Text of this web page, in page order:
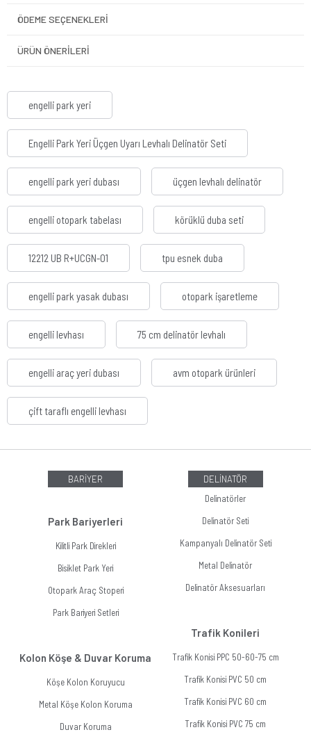
ÖDEME SEÇENEKLERI
ÜRÜN ÖNERILERI
engelli park yeri
Engelli Park Yeri Üçgen Uyarı Levhalı Delinatör Seti
engelli park yeri dubası üçgen levhalı delinatör
engelli otopark tabelası körüklü duba seti
12212 UB R+UCGN-01 tpu esnek duba
engelli park yasak dubası otopark işaretleme
engelli levhası 75 cm delinatör levhalı
engelli araç yeri dubası avm otopark ürünleri
çift taraflı engelli levhası
BARİYER
Park Bariyerleri
Kilitli Park Direkleri
Bisiklet Park Yeri
Otopark Araç Stoperi
Park Bariyeri Setleri
Kolon Köşe & Duvar Koruma
Köşe Kolon Koruyucu
Metal Köşe Kolon Koruma
Duvar Koruma
DELİNATÖR
Delinatörler
Delinatör Seti
Kampanyalı Delinatör Seti
Metal Delinatör
Delinatör Aksesuarları
Trafik Konileri
Trafik Konisi PPC 50-60-75 cm
Trafik Konisi PVC 50 cm
Trafik Konisi PVC 60 cm
Trafik Konisi PVC 75 cm